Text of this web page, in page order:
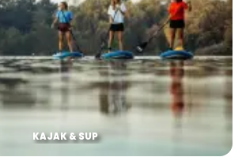
KAJAK & SUP